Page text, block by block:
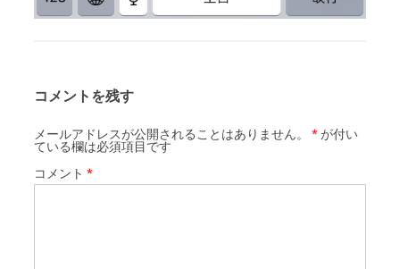
コメントを残す
メールアドレスが公開されることはありません。 * が付い
ている欄は必須項目です
コメント *